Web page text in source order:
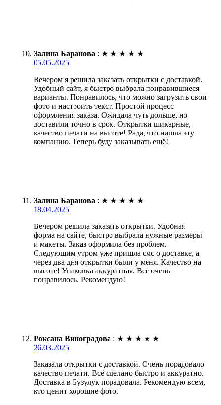
Залина Баранова : ★ ★ ★ ★ ★
05.05.2025
Вечером я решила заказать открытки с доставкой.
Удобный сайт, я быстро выбрала понравившиеся
варианты. Понравилось, что можно загрузить свои
фото и настроить текст. Простой процесс
оформления заказа. Ожидала чуть дольше, но
доставили точно в срок. Открытки шикарные,
качество печати на высоте! Рада, что нашла эту
компанию. Теперь буду заказывать ещё!
Залина Баранова : ★ ★ ★ ★ ★
18.04.2025
Вечером решила заказать открытки. Удобная
форма на сайте, быстро выбрала нужные размеры
и макеты. Заказ оформила без проблем.
Следующим утром уже пришла смс о доставке, а
через два дня открытки были у меня. Качество на
высоте! Упаковка аккуратная. Все очень
понравилось. Рекомендую!
Роксана Виноградова : ★ ★ ★ ★ ★
26.03.2025
Заказала открытки с доставкой. Очень порадовало
качество печати. Всё сделано быстро и аккуратно.
Доставка в Бузулук порадовала. Рекомендую всем,
кто ценит хорошие фото.